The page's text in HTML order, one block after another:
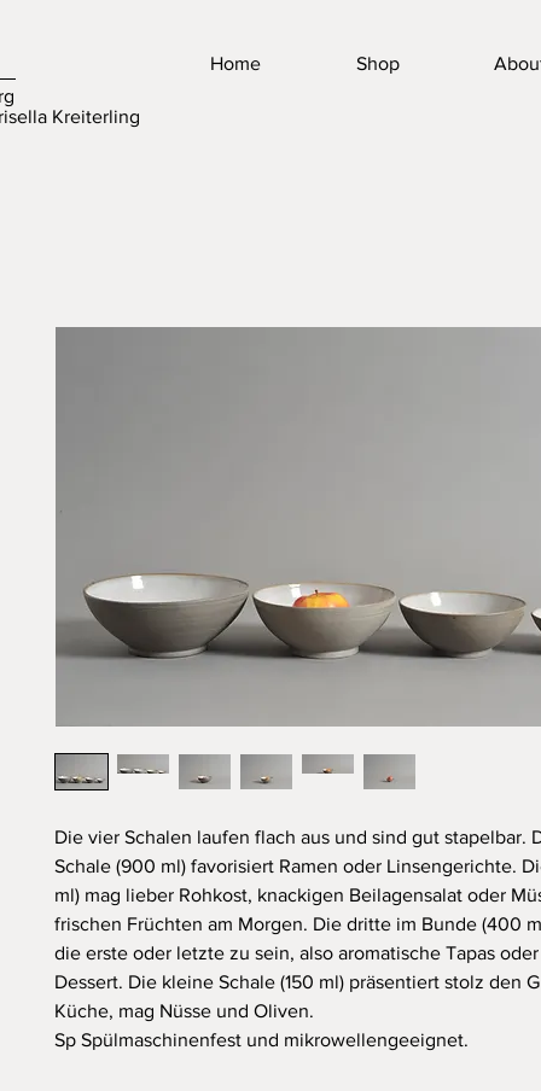
Home Shop
Kreiterling
Die vier Schalen laufen flach aus und sind gut stapelbar.
Schale (900 ml) favorisiert Ramen oder Linsengerichte.
ml) mag lieber Rohkost, knackigen Beilagensalat oder
frischen Früchten am Morgen. Die dritte im Bunde (400
die erste oder letzte zu sein, also aromatische Tapas
Dessert. Die kleine Schale (150 ml) präsentiert stolz den
Küche, mag Nüsse und Oliven.
Sp Spülmaschinenfest und mikrowellengeeignet.